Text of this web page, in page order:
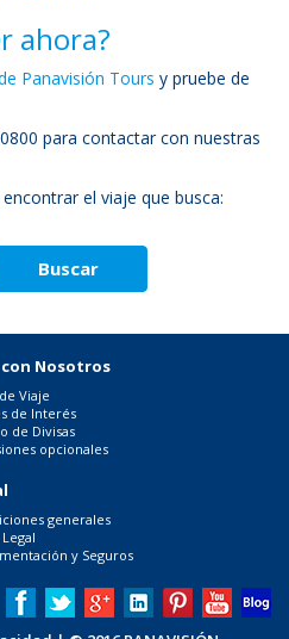
ahora?
Panavisión Tours y pruebe de
para contactar con nuestras
el viaje que busca:
con Nosotros
Viaje
de Interés
de Divisas
opcionales
generales
y Seguros